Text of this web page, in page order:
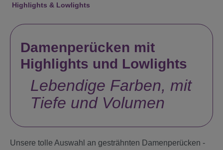
Highlights & Lowlights
Damenperücken mit
Highlights und Lowlights
Lebendige Farben, mit
Tiefe und Volumen
Unsere tolle Auswahl an gesträhnten Damenperücken -